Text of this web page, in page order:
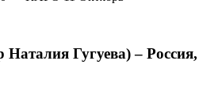
Наталия Гугуева) – Россия,